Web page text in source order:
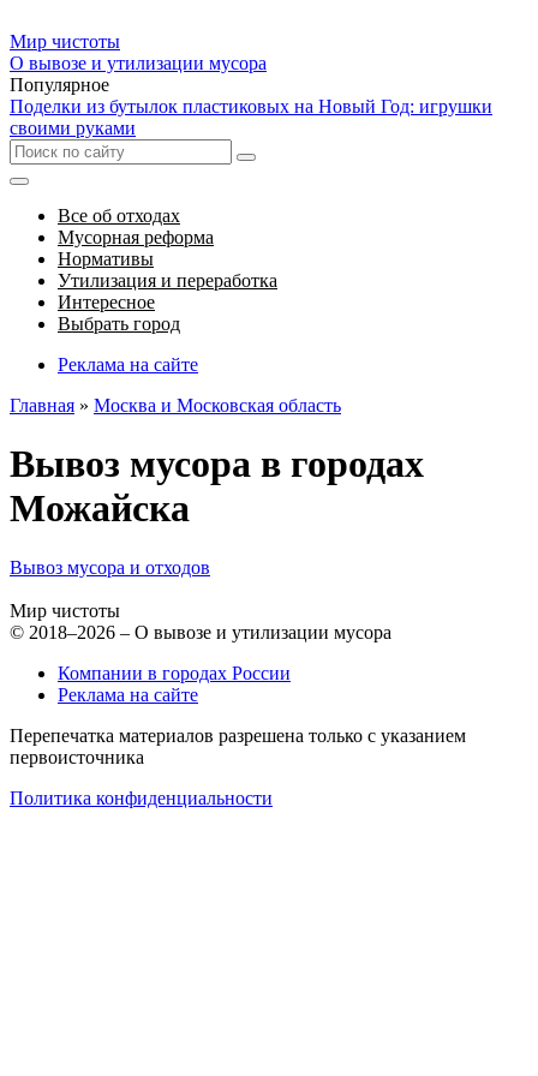
Мир чистоты
О вывозе и утилизации мусора
Популярное
Поделки из бутылок пластиковых на Новый Год: игрушки
своими руками
Все об отходах
Мусорная реформа
Нормативы
Утилизация и переработка
Интересное
Выбрать город
Реклама на сайте
Главная » Москва и Московская область
Вывоз мусора в городах
Можайска
Вывоз мусора и отходов
Мир чистоты
© 2018–2026 – О вывозе и утилизации мусора
Компании в городах России
Реклама на сайте
Перепечатка материалов разрешена только с указанием
первоисточника
Политика конфиденциальности